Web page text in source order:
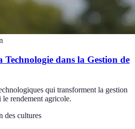
dans la Gestion de
qui transforment la gestion
le rendement agricole.
des cultures